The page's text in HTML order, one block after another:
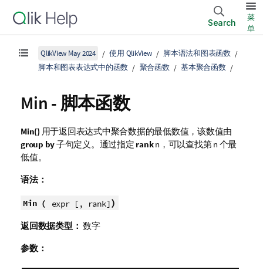
Search
菜
单
QlikView May 2024 使用 QlikView
脚本语法和图表函数
脚本和图表表达式中的函数
聚合函数 基本聚合函数
Min - 脚本函数
Min() 用于返回表达式中聚合数据的最低数值，该数值由
group by子句定义。通过指定 rankn ，可以查找第 n 个最
低值。
语法：
Min ( expr [, rank])
返回数据类型： 数字
参数：